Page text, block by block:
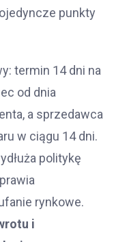
punkty
termin 14 dni na
od dnia
a sprzedawca
w ciągu 14 dni.
politykę
rynkowe.
i